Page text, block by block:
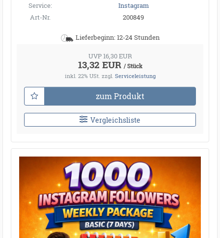
Service:
Instagram
Art-Nr.
200849
Lieferbeginn: 12-24 Stunden
UVP 16,30 EUR
13,32 EUR / Stück
inkl. 22% USt. zzgl. Serviceleistung
zum Produkt
Vergleichsliste